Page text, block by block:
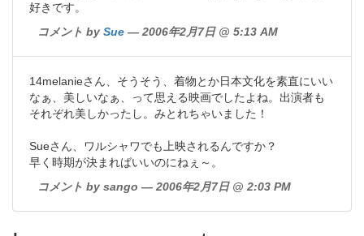
好きです。
コメント by Sue — 2006年2月7日 @ 5:13 AM
14melanieさん、そうそう、着物とか日本文化を素直にいい
なぁ、美しいなぁ、って思える映画でしたよね。出演者も
それぞれ美しかったし。みとれちゃいました！
Sueさん、ワルシャワでも上映されるんですか？
早く時期が決まればいいのにねぇ～。
コメント by sango — 2006年2月7日 @ 2:03 PM